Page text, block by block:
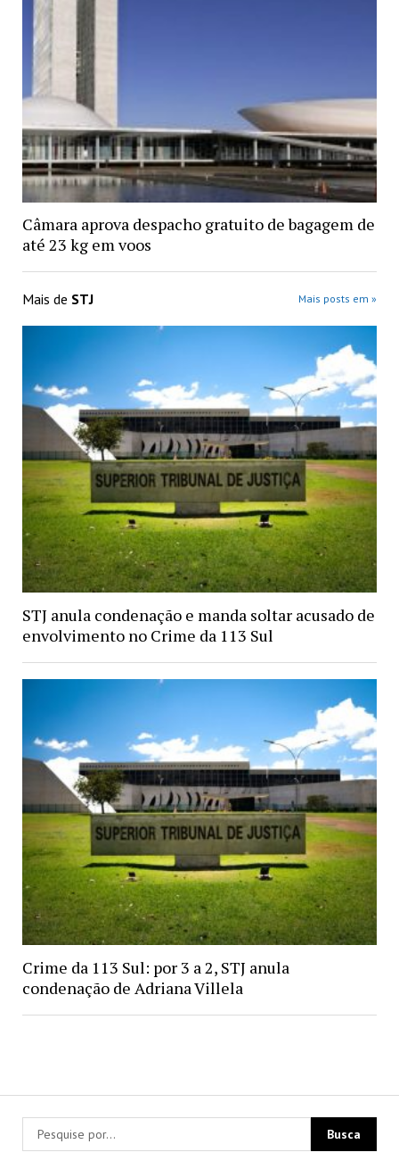
Câmara aprova despacho gratuito de bagagem de
até 23 kg em voos
Mais de STJ Mais posts em »
STJ anula condenação e manda soltar acusado de
envolvimento no Crime da 113 Sul
Crime da 113 Sul: por 3 a 2, STJ anula
condenação de Adriana Villela